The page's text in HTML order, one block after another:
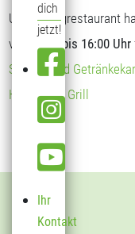
dich
jetzt!
Ihr
Kontakt
Unser Bergrestaurant
von
09:00 bis 16:00 Uhr
Speise- und
Hendl vom Grill